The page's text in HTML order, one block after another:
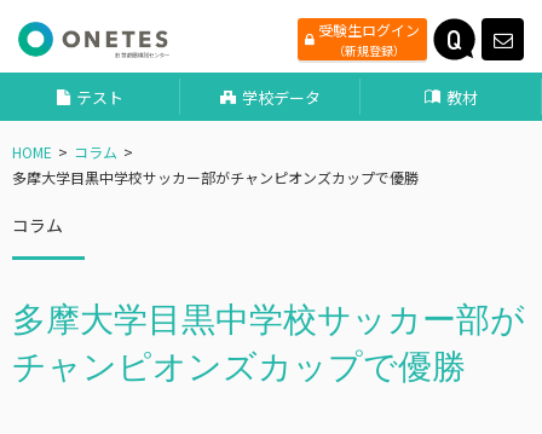
受験生ログイン
（新規登録）
テスト 学校データ 教材
HOME
コラム
多摩大学目黒中学校サッカー部がチャンピオンズカップで優勝
コラム
多摩大学目黒中学校サッカー部が
チャンピオンズカップで優勝